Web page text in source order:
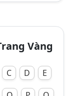
Vàng
C D
E